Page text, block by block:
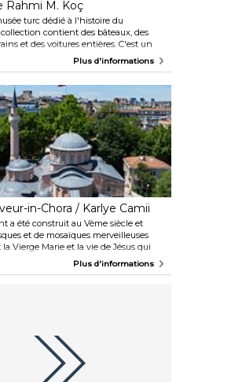
Rahmi M. Koç
turc dédié à l'histoire du
contient des bâteaux, des
et des voitures entières. C'est un
explorer pour apprendre de nouvelles
Plus d'informations
in-Chora / Karlye Camii
a été construit au Vème siècle et
et de mosaïques merveilleuses
Vierge Marie et la vie de Jésus qui
Plus d'informations